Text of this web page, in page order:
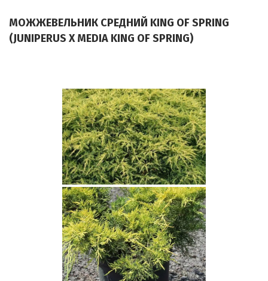
МОЖЖЕВЕЛЬНИК СРЕДНИЙ KING OF SPRING
(JUNIPERUS X MEDIA KING OF SPRING)